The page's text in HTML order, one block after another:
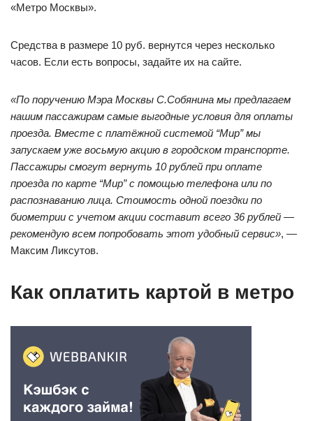
«Метро Москвы».
Средства в размере 10 руб. вернутся через несколько
часов. Если есть вопросы, задайте их на сайте.
«По поручению Мэра Москвы С.Собянина мы предлагаем
нашим пассажирам самые выгодные условия для оплаты
проезда. Вместе с платёжной системой “Мир” мы
запускаем уже восьмую акцию в городском транспорте.
Пассажиры смогут вернуть 10 рублей при оплате
проезда по карте “Мир” с помощью телефона или по
распознаванию лица. Стоимость одной поездки по
биометрии с учетом акции составит всего 36 рублей —
рекомендую всем попробовать этот удобный сервис», —
Максим Ликсутов.
Как оплатить картой в метро